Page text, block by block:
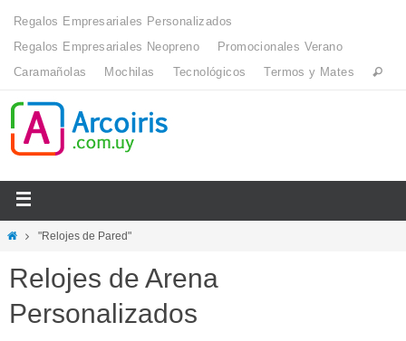
Regalos Empresariales Personalizados
Regalos Empresariales Neopreno
Promocionales Verano
Caramañolas
Mochilas Tecnológicos Termos y Mates
"Relojes de Pared"
Relojes de Arena
Personalizados